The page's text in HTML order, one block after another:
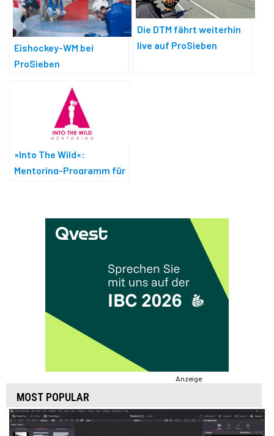
Eishockey-WM bei
ProSieben
Die DTM fährt weiterhin
live auf ProSieben
»Into The Wild«:
Mentoring-Programm für
Anzeige
MOST POPULAR